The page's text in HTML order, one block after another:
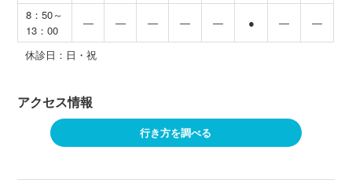
8：50～
13：00
― ― ― ― ― ● ― ―
休診日：日・祝
アクセス情報
行き方を調べる